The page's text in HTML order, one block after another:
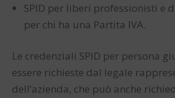
SPID per liberi professionisti e
per chi ha una Partita IVA.
Le credenziali SPID per persona
essere richieste dal legale
dell’azienda, che può anche